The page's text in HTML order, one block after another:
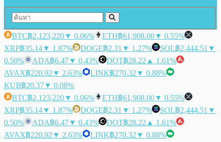
BTC฿2,123,220▼ 0.06% ETH฿61,908.00▼ 0.55%
XRP฿35.14▼ 1.87% DOGE฿2.31 ▼ 1.27% SOL฿2,444.51 ▼
0.50%
ADA฿6.47▼ 0.43% DOT฿28.22 ▲ 1.61%
AVAX฿220.92 ▼ 2.63% LINK฿270.32 ▼ 0.88%
KUB฿20.37▼ 0.08%
BTC฿2,123,220▼ 0.06% ETH฿61,908.00▼ 0.55%
XRP฿35.14▼ 1.87% DOGE฿2.31 ▼ 1.27% SOL฿2,444.51 ▼
0.50%
ADA฿6.47▼ 0.43% DOT฿28.22 ▲ 1.61%
AVAX฿220.92 ▼ 2.63% LINK฿270.32 ▼ 0.88%